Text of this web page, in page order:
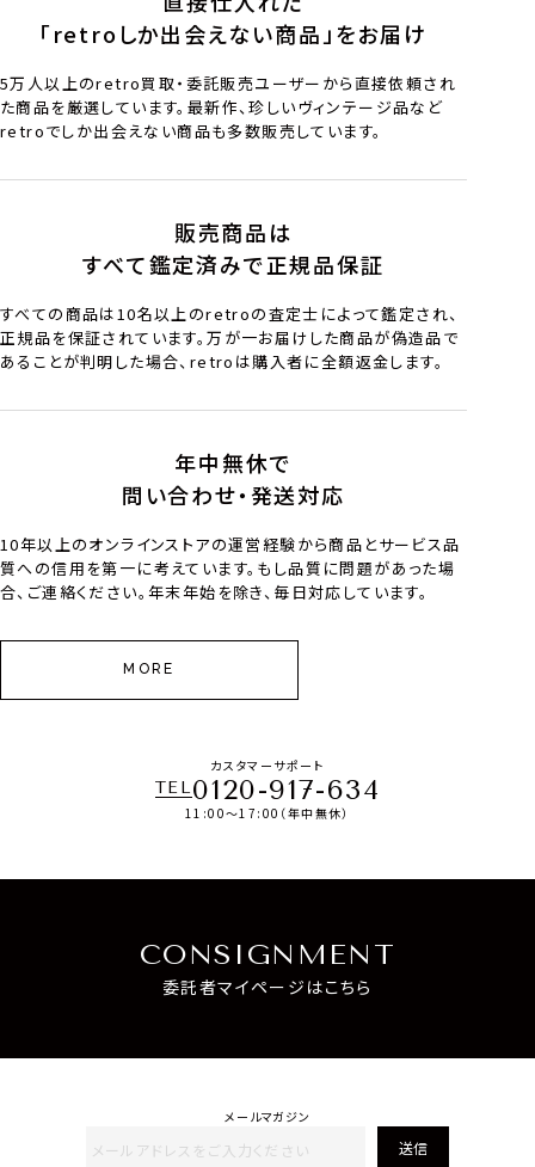
「retroしか出会えない商品」をお届け
5万人以上のretro買取・委託販売ユーザーから直接依頼され
た商品を厳選しています。最新作、珍しいヴィンテージ品など
retroでしか出会えない商品も多数販売しています。
販売商品は
すべて鑑定済みで正規品保証
すべての商品は10名以上のretroの査定士によって鑑定され、
正規品を保証されています。万が一お届けした商品が偽造品で
あることが判明した場合、retroは購入者に全額返金します。
年中無休で
問い合わせ・発送対応
10年以上のオンラインストアの運営経験から商品とサービス品
質への信用を第一に考えています。もし品質に問題があった場
合、ご連絡ください。年末年始を除き、毎日対応しています。
MORE
カスタマーサポート
TEL0120-917-634
11:00～17:00（年中無休）
CONSIGNMENT
委託者マイページはこちら
メールマガジン
送信